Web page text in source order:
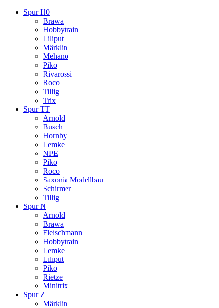
Spur H0
Brawa
Hobbytrain
Liliput
Märklin
Mehano
Piko
Rivarossi
Roco
Tillig
Trix
Spur TT
Arnold
Busch
Hornby
Lemke
NPE
Piko
Roco
Saxonia Modellbau
Schirmer
Tillig
Spur N
Arnold
Brawa
Fleischmann
Hobbytrain
Lemke
Liliput
Piko
Rietze
Minitrix
Spur Z
Märklin